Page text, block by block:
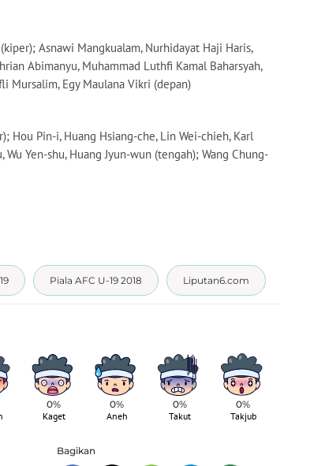
Asnawi Mangkualam, Nurhidayat Haji Haris,
Abimanyu, Muhammad Luthfi Kamal Baharsyah,
Mursalim, Egy Maulana Vikri (depan)
Hou Pin-i, Huang Hsiang-che, Lin Wei-chieh, Karl
Yen-shu, Huang Jyun-wun (tengah); Wang Chung-
Piala AFC U-19 2018 Liputan6.com
0%
Kaget
0%
Aneh
0%
Takut
0%
Takjub
Bagikan